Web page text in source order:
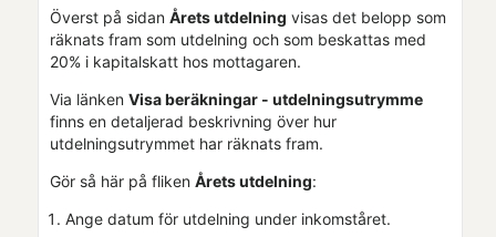
Överst på sidan Årets utdelning visas det belopp som
räknats fram som utdelning och som beskattas med
20% i kapitalskatt hos mottagaren.
Via länken Visa beräkningar - utdelningsutrymme
finns en detaljerad beskrivning över hur
utdelningsutrymmet har räknats fram.
Gör så här på fliken Årets utdelning:
Ange datum för utdelning under inkomståret.